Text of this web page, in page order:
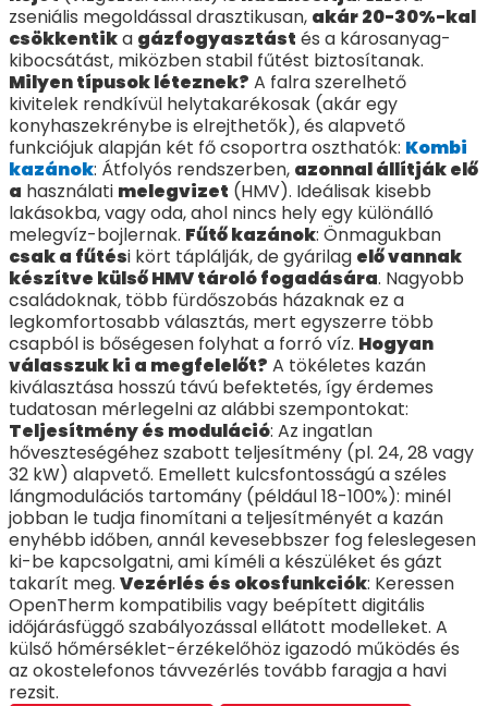
zseniális megoldással drasztikusan, akár 20-30%-kal
csökkentika gázfogyasztást és a károsanyag-
kibocsátást, miközben stabil fűtést biztosítanak.
Milyen típusok léteznek? A falra szerelhető
kivitelek rendkívül helytakarékosak (akár egy
konyhaszekrénybe is elrejthetők), és alapvető
funkciójuk alapján két fő csoportra oszthatók: Kombi
kazánok: Átfolyós rendszerben, azonnal állítják elő
a használati melegvizet (HMV). Ideálisak kisebb
lakásokba, vagy oda, ahol nincs hely egy különálló
melegvíz-bojlernak. Fűtő kazánok: Önmagukban
csak a fűtési kört táplálják, de gyárilag elő vannak
készítve külső HMV tároló fogadására. Nagyobb
családoknak, több fürdőszobás házaknak ez a
legkomfortosabb választás, mert egyszerre több
csapból is bőségesen folyhat a forró víz. Hogyan
válasszuk ki a megfelelőt? A tökéletes kazán
kiválasztása hosszú távú befektetés, így érdemes
tudatosan mérlegelni az alábbi szempontokat:
Teljesítmény és moduláció: Az ingatlan
hőveszteségéhez szabott teljesítmény (pl. 24, 28 vagy
32 kW) alapvető. Emellett kulcsfontosságú a széles
lángmodulációs tartomány (például 18-100%): minél
jobban le tudja finomítani a teljesítményét a kazán
enyhébb időben, annál kevesebbszer fog feleslegesen
ki-be kapcsolgatni, ami kíméli a készüléket és gázt
takarít meg. Vezérlés és okosfunkciók: Keressen
OpenTherm kompatibilis vagy beépített digitális
időjárásfüggő szabályozással ellátott modelleket. A
külső hőmérséklet-érzékelőhöz igazodó működés és
az okostelefonos távvezérlés tovább faragja a havi
rezsit.